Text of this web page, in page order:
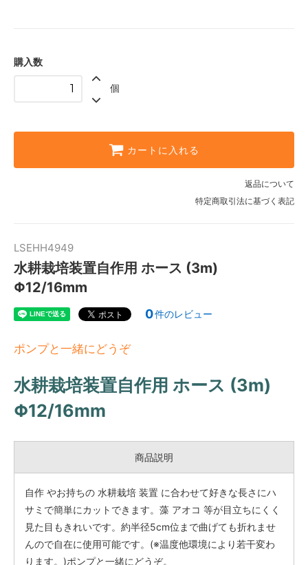
購入数
個
カートに入れる
返品について
特定商取引法に基づく表記
LSEHH4949
水耕栽培装置自作用 ホース (3m)
Φ12/16mm
0件のレビュー
ポンプと一緒にどうぞ
水耕栽培装置自作用 ホース (3m)
Φ12/16mm
商品説明
自作 やお持ちの 水耕栽培 装置 に合わせて好きな長さにハ
サミで簡単にカットできます。藻 アオコ 等が目立ちにくく
見た目もきれいです。約半径5cm位まで曲げても折れませ
んので自在に使用可能です。(※温度他環境により若干変わ
ります。)ポンプと一緒にどうぞ。